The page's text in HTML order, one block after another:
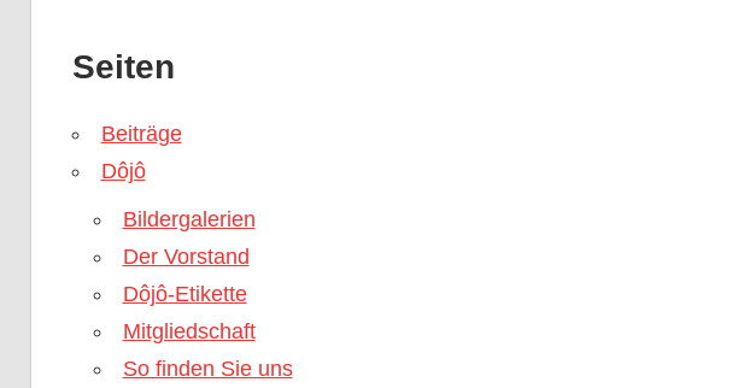
Seiten
Beiträge
Dôjô
Bildergalerien
Der Vorstand
Dôjô-Etikette
Mitgliedschaft
So finden Sie uns